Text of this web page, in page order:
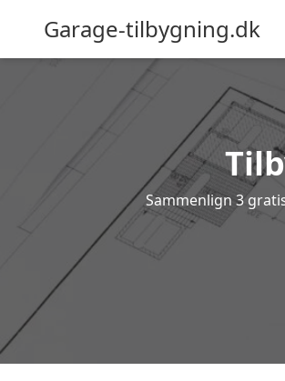
Garage-tilbygning.dk
Sammenlign 3